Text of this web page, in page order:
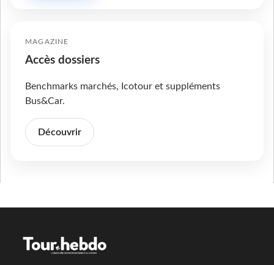
MAGAZINE
Accès dossiers
Benchmarks marchés, Icotour et suppléments
Bus&Car.
Découvrir